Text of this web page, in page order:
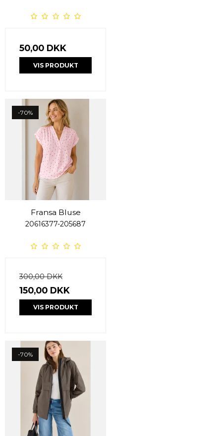
50,00 DKK
VIS PRODUKT
-70%
Fransa Bluse
20616377-205687
300,00 DKK
150,00 DKK
VIS PRODUKT
-70%